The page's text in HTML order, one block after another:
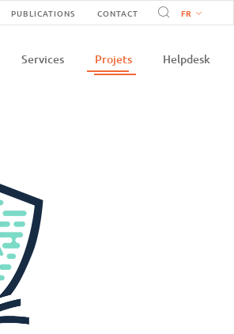
PUBLICATIONS CONTACT
Services Projets Helpdesk